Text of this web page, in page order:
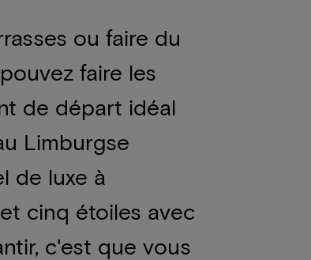
ou faire du
faire les
de départ idéal
Limburgse
de luxe à
cinq étoiles avec
c'est que vous